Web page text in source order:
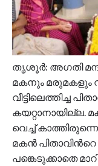
തൃശൂർ: അഗതി
മകനും മരുമകളും
വീട്ടിലെത്തിച്ച
കയറ്റാനായില്ല.
വെച്ച്
മകൻ
പങ്കെടുക്കാതെ